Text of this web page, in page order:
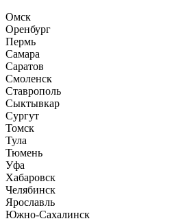
Омск
Оренбург
Пермь
Самара
Саратов
Смоленск
Ставрополь
Сыктывкар
Сургут
Томск
Тула
Тюмень
Уфа
Хабаровск
Челябинск
Ярославль
Южно-Сахалинск